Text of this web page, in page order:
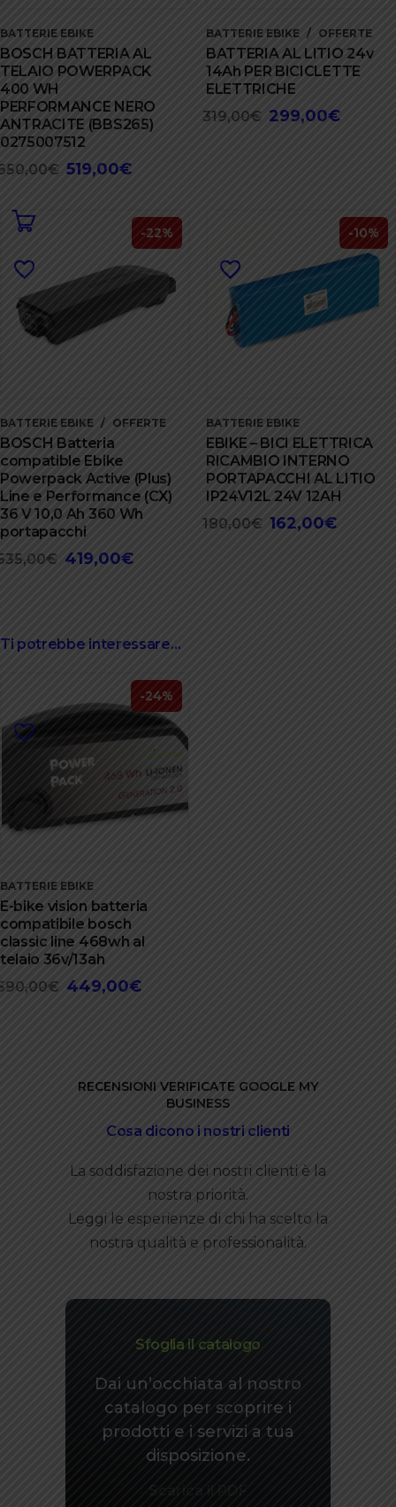
BATTERIE EBIKE
BOSCH BATTERIA AL
TELAIO POWERPACK
400 WH
PERFORMANCE NERO
ANTRACITE (BBS265)
0275007512
€ Il
519,00€
è:
519,00€.
BATTERIE EBIKE OFFERTE
BATTERIA AL LITIO 24v
14Ah PER BICICLETTE
ELETTRICHE
319,00€ Il
299,00€Il
-22%
BATTERIE EBIKE OFFERTE
BOSCH Batteria
compatible Ebike
Powerpack Active (Plus)
Line e Performance (CX)
36 V 10,0 Ah 360 Wh
portapacchi
€ Il
535,00€.
419,00€
419,00€.
-10%
BATTERIE EBIKE
EBIKE – BICI ELETTRICA
RICAMBIO INTERNO
PORTAPACCHI AL LITIO
IP24V12L 24V 12AH
180,00€ Il
162,00€Il
Ti potrebbe interessare…
-24%
BATTERIE EBIKE
E-bike vision batteria
compatibile bosch
classic line 468wh al
telaio 36v/13ah
€ Il
449,00€
RECENSIONI VERIFICATE GOOGLE MY
BUSINESS
Cosa dicono i nostri clienti
La soddisfazione dei nostri clienti è la
nostra priorità.
Leggi le esperienze di chi ha scelto la
nostra qualità e professionalità.
Sfoglia il catalogo
Dai un’occhiata al nostro
catalogo per scoprire i
prodotti e i servizi a tua
disposizione.
Scarica il PDF